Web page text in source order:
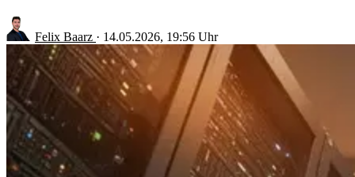
Felix Baarz · 14.05.2026, 19:56 Uhr